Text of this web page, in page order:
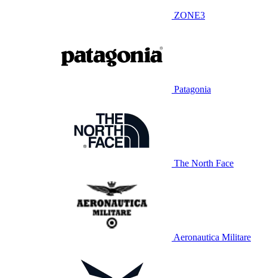
ZONE3
Patagonia
The North Face
Aeronautica Militare